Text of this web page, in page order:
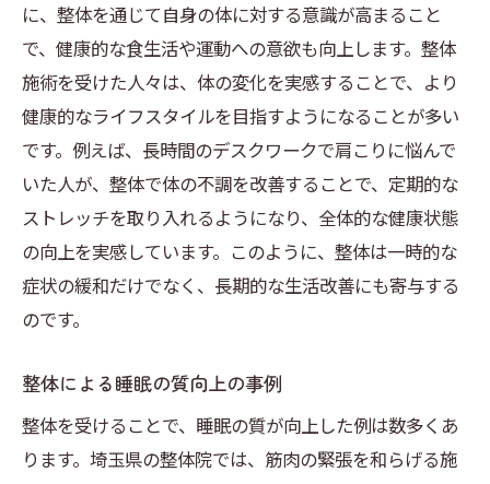
に、整体を通じて自身の体に対する意識が高まること
で、健康的な食生活や運動への意欲も向上します。整体
施術を受けた人々は、体の変化を実感することで、より
健康的なライフスタイルを目指すようになることが多い
です。例えば、長時間のデスクワークで肩こりに悩んで
いた人が、整体で体の不調を改善することで、定期的な
ストレッチを取り入れるようになり、全体的な健康状態
の向上を実感しています。このように、整体は一時的な
症状の緩和だけでなく、長期的な生活改善にも寄与する
のです。
整体による睡眠の質向上の事例
整体を受けることで、睡眠の質が向上した例は数多くあ
ります。埼玉県の整体院では、筋肉の緊張を和らげる施